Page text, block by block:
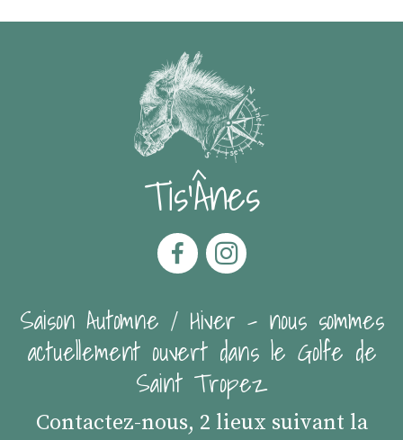
Tis'Ânes
Saison Automne / Hiver - nous sommes
actuellement ouvert dans le Golfe de
Saint Tropez
Contactez-nous, 2 lieux suivant la